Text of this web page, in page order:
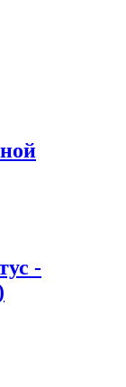
-